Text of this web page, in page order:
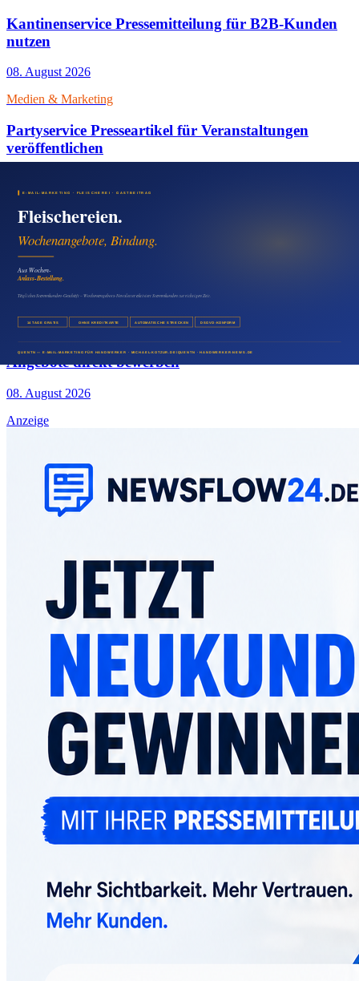
Kantinenservice Pressemitteilung für B2B-Kunden
nutzen
08. August 2026
Medien & Marketing
Partyservice Presseartikel für Veranstaltungen
veröffentlichen
Cateringservice Pressemitteilung für Firmen und
Feiern
08. August 2026
Fischgeschäfte mit E-Mail-Marketing frische
Angebote direkt bewerben
08. August 2026
Anzeige